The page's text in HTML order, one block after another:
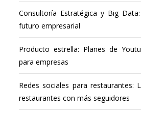
Consultoría Estratégica y Big
futuro empresarial
Producto estrella: Planes de
para empresas
Redes sociales para restaurantes:
restaurantes con más seguidores